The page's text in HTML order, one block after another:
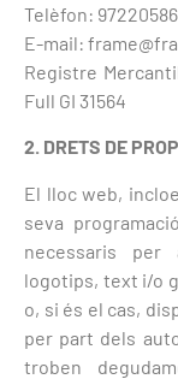
Telèfon:
E-mail:
Registre
Full GI 31564
2. DRETS DE
El lloc web,
seva
necessaris per
logotips, text i/o
o, si és el cas,
per part dels
troben